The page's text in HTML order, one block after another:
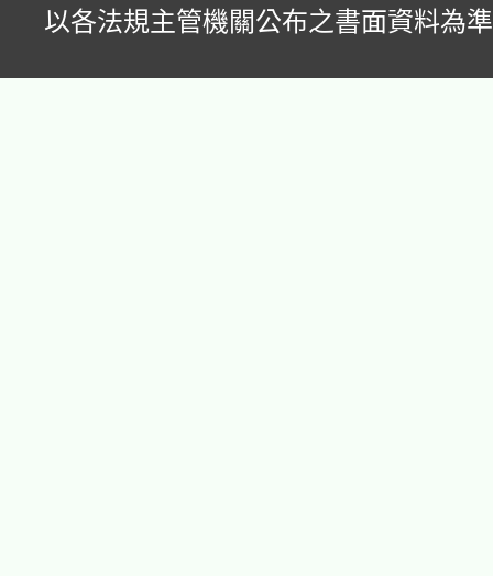
以各法規主管機關公布之書面資料為